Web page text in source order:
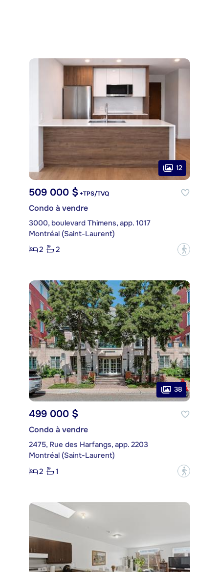
12
509 000 $ +TPS/TVQ
Condo à vendre
3000, boulevard Thimens, app. 1017
Montréal (Saint-Laurent)
2
2 ?
38
499 000 $
Condo à vendre
2475, Rue des Harfangs, app. 2203
Montréal (Saint-Laurent)
2
1 ?